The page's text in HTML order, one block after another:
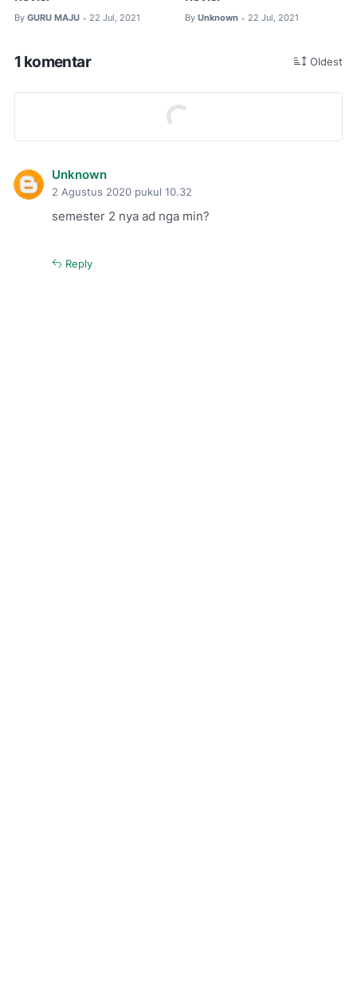
By GURU MAJU • 22 Jul, 2021 By Unknown • 22 Jul, 2021
1 komentar Oldest
Unknown
2 Agustus 2020 pukul 10.32
semester 2 nya ad nga min?
Reply